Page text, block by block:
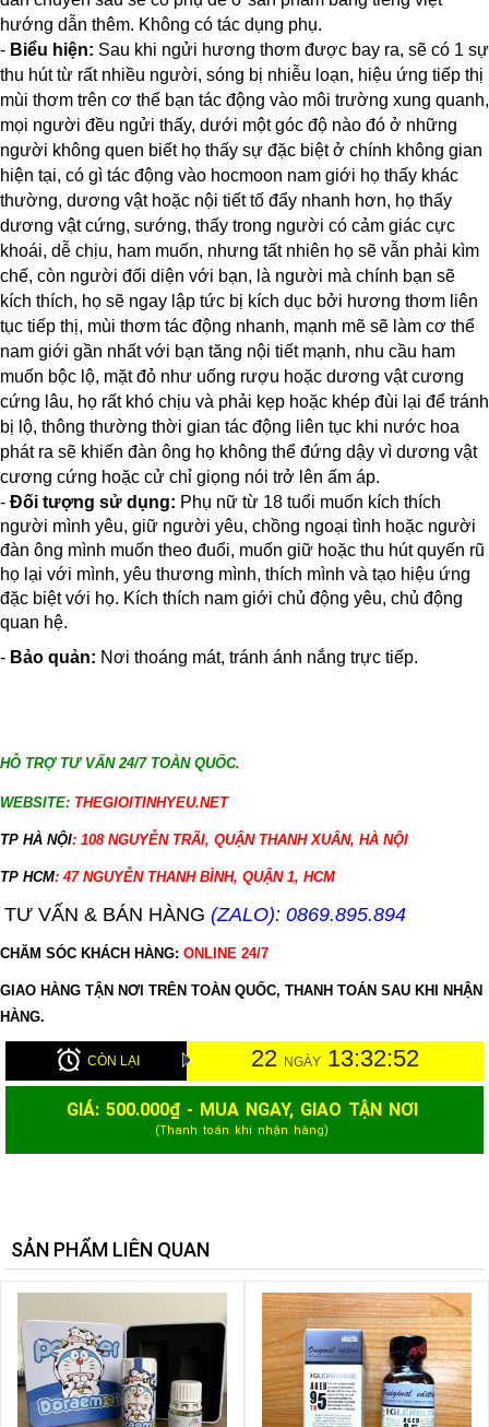
hướng dẫn thêm. Không có tác dụng phụ.
- Biểu hiện: Sau khi ngửi hương thơm được bay ra, sẽ có 1 sự
thu hút từ rất nhiều người, sóng bị nhiễu loạn, hiệu ứng tiếp thị
mùi thơm trên cơ thể bạn tác động vào môi trường xung quanh,
mọi người đều ngửi thấy, dưới một góc độ nào đó ở những
người không quen biết họ thấy sự đặc biệt ở chính không gian
hiện tại, có gì tác động vào hocmoon nam giới họ thấy khác
thường, dương vật hoặc nội tiết tố đẩy nhanh hơn, họ thấy
dương vật cứng, sướng, thấy trong người có cảm giác cực
khoái, dễ chịu, ham muốn, nhưng tất nhiên họ sẽ vẫn phải kìm
chế, còn người đối diện với bạn, là người mà chính bạn sẽ
kích thích, họ sẽ ngay lập tức bị kích dục bởi hương thơm liên
tục tiếp thị, mùi thơm tác động nhanh, mạnh mẽ sẽ làm cơ thể
nam giới gần nhất với bạn tăng nội tiết mạnh, nhu cầu ham
muốn bộc lộ, mặt đỏ như uống rượu hoặc dương vật cương
cứng lâu, họ rất khó chịu và phải kẹp hoặc khép đùi lại để tránh
bị lộ, thông thường thời gian tác động liên tục khi nước hoa
phát ra sẽ khiến đàn ông họ không thể đứng dậy vì dương vật
cương cứng hoặc cử chỉ giọng nói trở lên ấm áp.
- Đối tượng sử dụng: Phụ nữ từ 18 tuổi muốn kích thích
người mình yêu, giữ người yêu, chồng ngoại tình hoặc người
đàn ông mình muốn theo đuổi, muốn giữ hoặc thu hút quyến rũ
họ lại với mình, yêu thương mình, thích mình và tạo hiệu ứng
đặc biệt với họ. Kích thích nam giới chủ động yêu, chủ động
quan hệ.
- Bảo quản: Nơi thoáng mát, tránh ánh nắng trực tiếp.
HỖ TRỢ TƯ VẤN 24/7 TOÀN QUỐC.
WEBSITE: THEGIOITINHYEU.NET
TP HÀ NỘI: 108 NGUYỄN TRÃI, QUẬN THANH XUÂN, HÀ NỘI
TP HCM: 47 NGUYỄN THANH BÌNH, QUẬN 1, HCM
TƯ VẤN & BÁN HÀNG (ZALO): 0869.895.894
CHĂM SÓC KHÁCH HÀNG: ONLINE 24/7
GIAO HÀNG TẬN NƠI TRÊN TOÀN QUỐC, THANH TOÁN SAU KHI NHẬN
HÀNG.
CÒN LẠI 22 NGÀY 13:32:51
GIÁ: 500.000₫ - MUA NGAY, GIAO TẬN NƠI
(Thanh toán khi nhận hàng)
SẢN PHẨM LIÊN QUAN